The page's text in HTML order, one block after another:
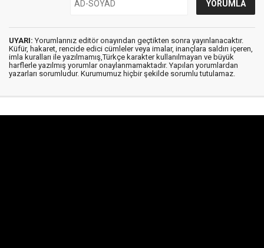
UYARI: Yorumlarınız editör onayından geçtikten sonra yayınlanacaktır.
Küfür, hakaret, rencide edici cümleler veya imalar, inançlara saldırı içeren,
imla kuralları ile yazılmamış,Türkçe karakter kullanılmayan ve büyük
harflerle yazılmış yorumlar onaylanmamaktadır. Yapılan yorumlardan
yazarları sorumludur. Kurumumuz hiçbir şekilde sorumlu tutulamaz.